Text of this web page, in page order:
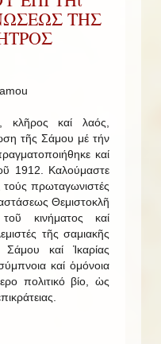
ΤΗΣ
κλῆρος καί λαός,
τῆς Σάμου μέ τήν
καί
1912. Καλούμαστε
τούς πρωταγωνιστές
Θεμιστοκλῆ
κινήματος καί
τῆς σαμιακῆς
Σάμου καί Ἰκαρίας
καί ὁμόνοια
πολιτικό βίο, ὡς